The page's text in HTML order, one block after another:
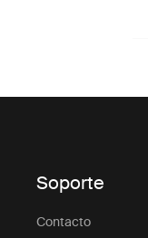
Soporte
Contacto